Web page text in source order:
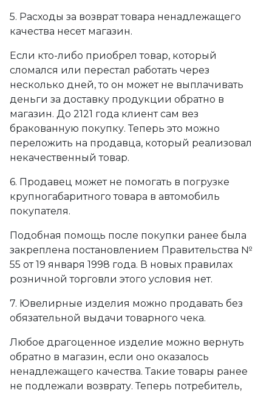
5. Расходы за возврат товара ненадлежащего
качества несет магазин.
Если кто-либо приобрел товар, который
сломался или перестал работать через
несколько дней, то он может не выплачивать
деньги за доставку продукции обратно в
магазин. До 2121 года клиент сам вез
бракованную покупку. Теперь это можно
переложить на продавца, который реализовал
некачественный товар.
6. Продавец может не помогать в погрузке
крупногабаритного товара в автомобиль
покупателя.
Подобная помощь после покупки ранее была
закреплена постановлением Правительства №
55 от 19 января 1998 года. В новых правилах
розничной торговли этого условия нет.
7. Ювелирные изделия можно продавать без
обязательной выдачи товарного чека.
Любое драгоценное изделие можно вернуть
обратно в магазин, если оно оказалось
ненадлежащего качества. Такие товары ранее
не подлежали возврату. Теперь потребитель,